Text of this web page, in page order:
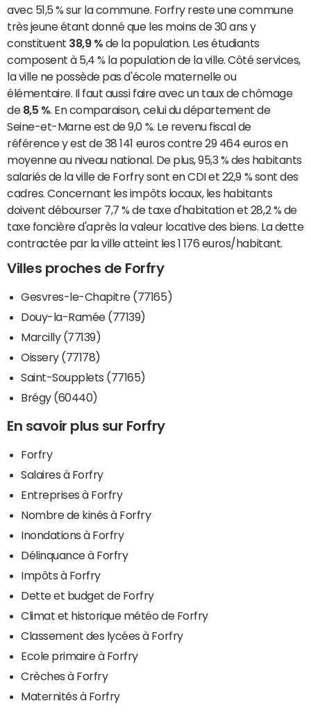
avec 51,5 % sur la commune. Forfry reste une commune
très jeune étant donné que les moins de 30 ans y
constituent 38,9 % de la population. Les étudiants
composent à 5,4 % la population de la ville. Côté services,
la ville ne possède pas d'école maternelle ou
élémentaire. Il faut aussi faire avec un taux de chômage
de 8,5 %. En comparaison, celui du département de
Seine-et-Marne est de 9,0 %. Le revenu fiscal de
référence y est de 38 141 euros contre 29 464 euros en
moyenne au niveau national. De plus, 95,3 % des habitants
salariés de la ville de Forfry sont en CDI et 22,9 % sont des
cadres. Concernant les impôts locaux, les habitants
doivent débourser 7,7 % de taxe d'habitation et 28,2 % de
taxe foncière d'après la valeur locative des biens. La dette
contractée par la ville atteint les 1 176 euros/habitant.
Villes proches de Forfry
Gesvres-le-Chapitre (77165)
Douy-la-Ramée (77139)
Marcilly (77139)
Oissery (77178)
Saint-Soupplets (77165)
Brégy (60440)
En savoir plus sur Forfry
Forfry
Salaires à Forfry
Entreprises à Forfry
Nombre de kinés à Forfry
Inondations à Forfry
Délinquance à Forfry
Impôts à Forfry
Dette et budget de Forfry
Climat et historique météo de Forfry
Classement des lycées à Forfry
Ecole primaire à Forfry
Crèches à Forfry
Maternités à Forfry